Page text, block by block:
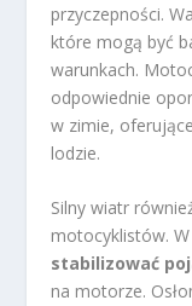
przyczepności.
które mogą być
warunkach.
odpowiednie
w zimie,
lodzie.
Silny wiatr
motocyklistów.
stabilizować
na motorze.